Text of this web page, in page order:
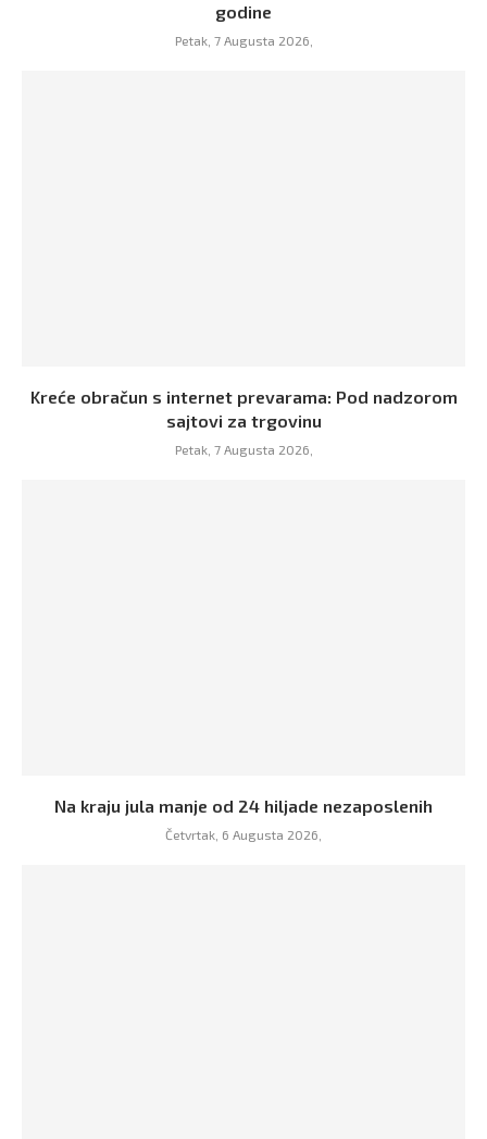
godine
Petak, 7 Augusta 2026,
Kreće obračun s internet prevarama: Pod nadzorom
sajtovi za trgovinu
Petak, 7 Augusta 2026,
Na kraju jula manje od 24 hiljade nezaposlenih
Četvrtak, 6 Augusta 2026,